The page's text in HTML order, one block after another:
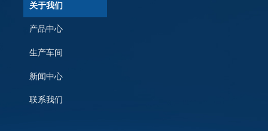
关于我们
产品中心
生产车间
新闻中心
联系我们